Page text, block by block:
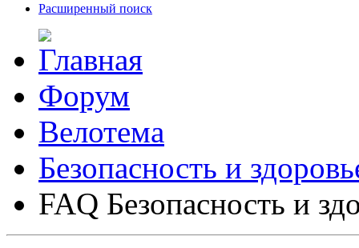
Расширенный поиск
Форум
Велотема
Безопасность и
FAQ Безопасность и